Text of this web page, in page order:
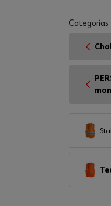
Categorías